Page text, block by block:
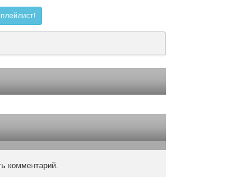
комментарий.